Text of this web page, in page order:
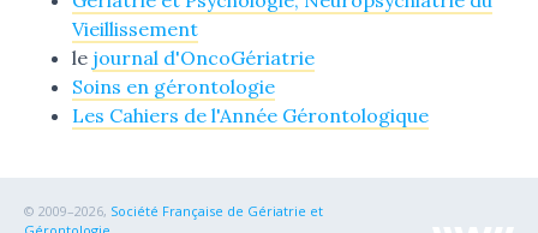
Vieillissement
le journal d'OncoGériatrie
Soins en gérontologie
Les Cahiers de l'Année Gérontologique
© 2009–2026, Société Française de Gériatrie et